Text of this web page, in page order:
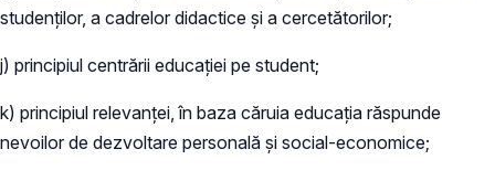
studenţilor, a cadrelor didactice şi a cercetătorilor;
j) principiul centrării educaţiei pe student;
k) principiul relevanţei, în baza căruia educaţia răspunde
nevoilor de dezvoltare personală şi social-economice;